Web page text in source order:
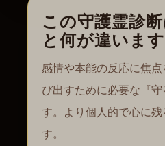
この守護霊診
と何が違いま
感情や本能の反応に焦
び出すために必要な『
す。より個人的で心に
す。